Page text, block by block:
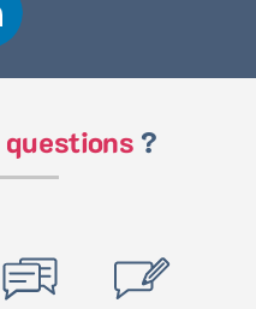
questions ?